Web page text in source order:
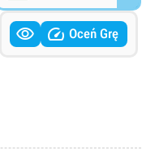
  Oceń Grę